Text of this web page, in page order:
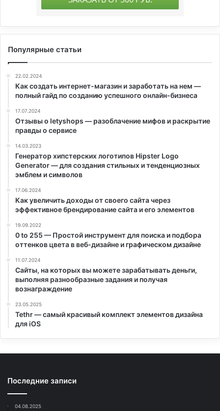
Популярные статьи
22.02.2024
Как создать интернет-магазин и заработать на нем —
полный гайд по созданию успешного онлайн-бизнеса
17.07.2024
Отзывы о letyshops — разоблачение мифов и раскрытие
правды о сервисе
14.03.2023
Генератор хипстерских логотипов Hipster Logo
Generator — для создания стильных и тенденциозных
эмблем и символов
17.06.2024
Как увеличить доходы от своего сайта через
эффективное брендирование сайта и его элементов
19.09.2022
0 to 255 — Простой инструмент для поиска и подбора
оттенков цвета в веб-дизайне и графическом дизайне
11.07.2024
Сайты, на которых вы можете зарабатывать деньги,
выполняя разнообразные задания и получая
вознаграждение
23.05.2025
Tethr — самый красивый комплект элементов дизайна
для iOS
Последние записи
04.08.2025